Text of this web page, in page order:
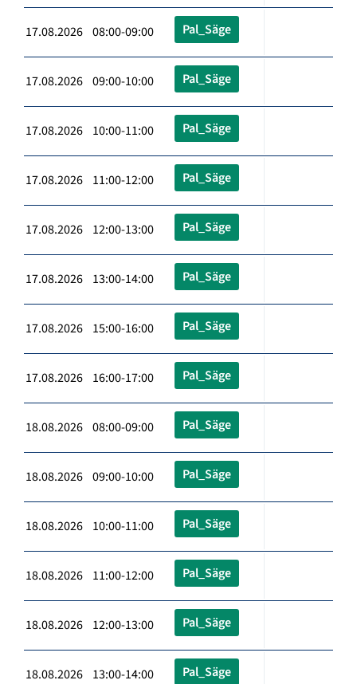
17.08.2026 08:00-09:00 Pal_Säge
17.08.2026 09:00-10:00 Pal_Säge
17.08.2026 10:00-11:00 Pal_Säge
17.08.2026 11:00-12:00 Pal_Säge
17.08.2026 12:00-13:00 Pal_Säge
17.08.2026 13:00-14:00 Pal_Säge
17.08.2026 15:00-16:00 Pal_Säge
17.08.2026 16:00-17:00 Pal_Säge
18.08.2026 08:00-09:00 Pal_Säge
18.08.2026 09:00-10:00 Pal_Säge
18.08.2026 10:00-11:00 Pal_Säge
18.08.2026 11:00-12:00 Pal_Säge
18.08.2026 12:00-13:00 Pal_Säge
18.08.2026 13:00-14:00 Pal_Säge